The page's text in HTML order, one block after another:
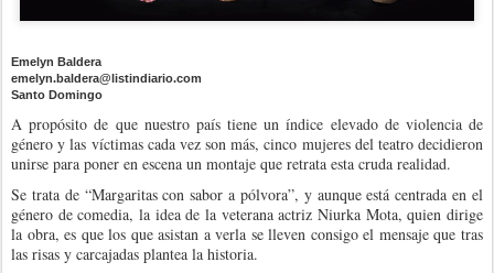
Emelyn Baldera
emelyn.baldera@listindiario.com
Santo Domingo
A propósito de que nuestro país tiene un índice elevado de violencia de
género y las víctimas cada vez son más, cinco mujeres del teatro decidieron
unirse para poner en escena un montaje que retrata esta cruda realidad.
Se trata de “Margaritas con sabor a pólvora”, y aunque está centrada en el
género de comedia, la idea de la veterana actriz Niurka Mota, quien dirige
la obra, es que los que asistan a verla se lleven consigo el mensaje que tras
las risas y carcajadas plantea la historia.